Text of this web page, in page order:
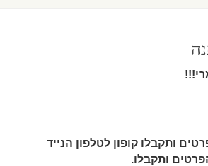
ותקבלו קופון לטלפון הנייד
ותקבלו.